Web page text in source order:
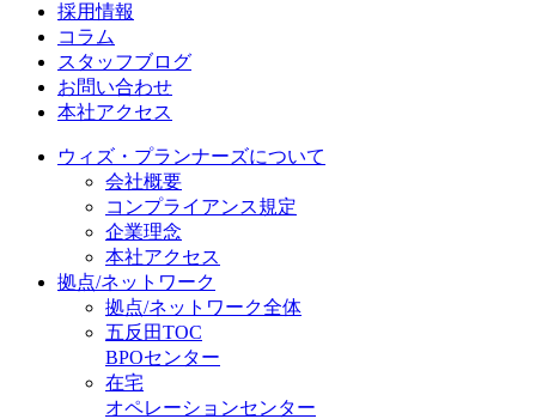
採用情報
コラム
スタッフブログ
お問い合わせ
本社アクセス
ウィズ・プランナーズについて
会社概要
コンプライアンス規定
企業理念
本社アクセス
拠点/ネットワーク
拠点/ネットワーク全体
五反田TOC
BPOセンター
在宅
オペレーションセンター